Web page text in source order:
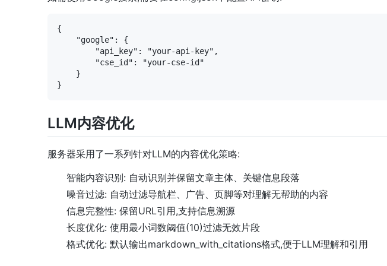
{
    "google": {
        "api_key": "your-api-key",
        "cse_id": "your-cse-id"
    }
LLM内容优化
服务器采用了一系列针对LLM的内容优化策略:
智能内容识别: 自动识别并保留文章主体、关键信息段落
噪音过滤: 自动过滤导航栏、广告、页脚等对理解无帮助的内容
信息完整性: 保留URL引用,支持信息溯源
长度优化: 使用最小词数阈值(10)过滤无效片段
格式优化: 默认输出markdown_with_citations格式,便于LLM理解和引用